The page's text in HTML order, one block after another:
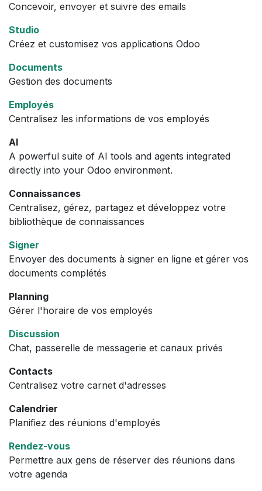
Concevoir, envoyer et suivre des emails
Studio
Créez et customisez vos applications Odoo
Documents
Gestion des documents
Employés
Centralisez les informations de vos employés
AI
A powerful suite of AI tools and agents integrated
directly into your Odoo environment.
Connaissances
Centralisez, gérez, partagez et développez votre
bibliothèque de connaissances
Signer
Envoyer des documents à signer en ligne et gérer vos
documents complétés
Planning
Gérer l'horaire de vos employés
Discussion
Chat, passerelle de messagerie et canaux privés
Contacts
Centralisez votre carnet d'adresses
Calendrier
Planifiez des réunions d'employés
Rendez-vous
Permettre aux gens de réserver des réunions dans
votre agenda